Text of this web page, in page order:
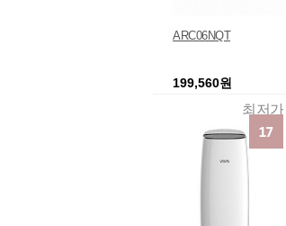
ARC06NQT
199,560원
최저가